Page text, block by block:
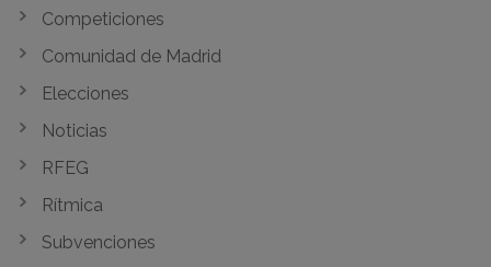
Competiciones
Comunidad de Madrid
Elecciones
Noticias
RFEG
Rítmica
Subvenciones